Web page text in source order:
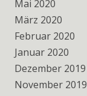
Mai 2020
März 2020
Februar 2020
Januar 2020
Dezember 2019
November 2019